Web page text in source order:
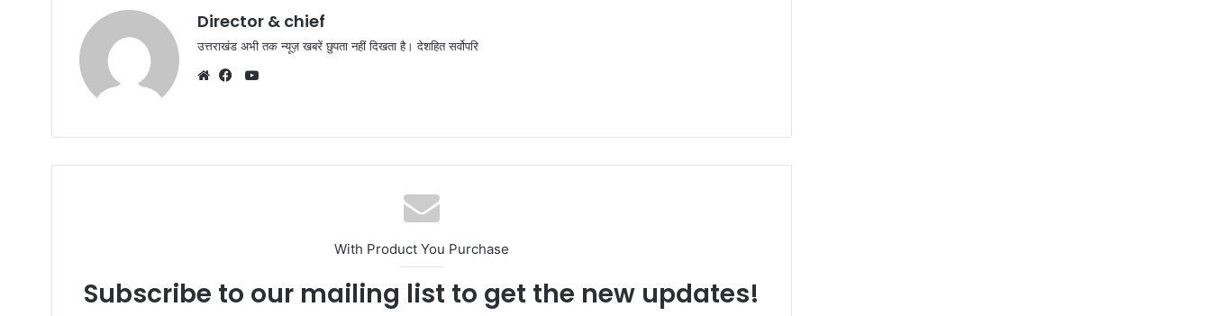
Director & chief
उत्तराखंड अभी तक न्यूज़ खबरें छुपता नहीं दिखता है। देशहित सर्वोपरि
YouTube
With Product You Purchase
Subscribe to our mailing list to get the new updates!